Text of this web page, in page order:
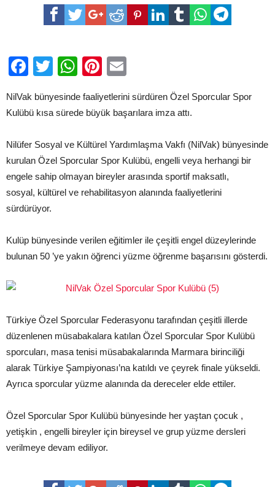
Sporcular
Facebook
TwitterWhatsApp
Pinterest
NilVak bünyesinde faaliyetlerini sürdüren Özel Sporcular Spor
Kulübü kısa sürede büyük başarılara imza attı.
Nilüfer Sosyal ve Kültürel Yardımlaşma Vakfı (NilVak) bünyesinde
kurulan Özel Sporcular Spor Kulübü, engelli veya herhangi bir
engele sahip olmayan bireyler arasında sportif maksatlı,
sosyal, kültürel ve rehabilitasyon alanında faaliyetlerini
sürdürüyor.
Kulüp bünyesinde verilen eğitimler ile çeşitli engel düzeylerinde
bulunan 50 ’ye yakın öğrenci yüzme öğrenme başarısını gösterdi.
Türkiye Özel Sporcular Federasyonu tarafından çeşitli illerde
düzenlenen müsabakalara katılan Özel Sporcular Spor Kulübü
sporcuları, masa tenisi müsabakalarında Marmara birinciliği
alarak Türkiye Şampiyonası’na katıldı ve çeyrek finale yükseldi.
Ayrıca sporcular yüzme alanında da dereceler elde ettiler.
Özel Sporcular Spor Kulübü bünyesinde her yaştan çocuk ,
yetişkin , engelli bireyler için bireysel ve grup yüzme dersleri
verilmeye devam ediliyor.